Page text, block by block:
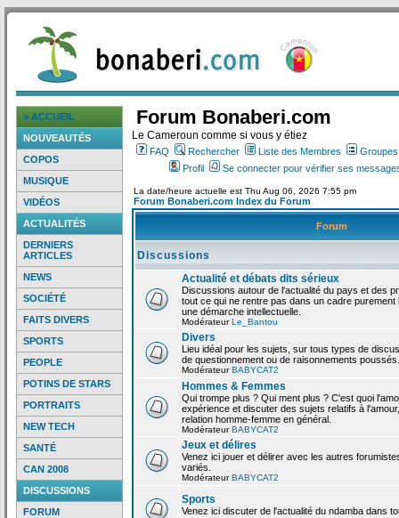
> ACCUEIL
NOUVEAUTÉS
COPOS
MUSIQUE
VIDÉOS
ACTUALITÉS
DERNIERS
ARTICLES
NEWS
SOCIÉTÉ
FAITS DIVERS
SPORTS
PEOPLE
POTINS DE STARS
PORTRAITS
NEW TECH
SANTÉ
CAN 2008
DISCUSSIONS
FORUM
Forum Bonaberi.com
Le Cameroun comme si vous y étiez
FAQ Rechercher Liste des Membres
Profil
Se connecter pour vérifier ses
La date/heure actuelle est Thu Aug 06, 2026 7:55 pm
Forum Bonaberi.com Index du Forum
Forum
Discussions
Actualité et débats dits sérieux
Discussions autour de l'actualité du pays et des
tout ce qui ne rentre pas dans un cadre
une démarche intellectuelle.
ModérateurLe_Bantou
Divers
Lieu idéal pour les sujets, sur tous types de
de questionnement ou de raisonnements
ModérateurBABYCAT2
Hommes & Femmes
Qui trompe plus ? Qui ment plus ? C'est quoi
expérience et discuter des sujets relatifs à
relation homme-femme en général.
ModérateurBABYCAT2
Jeux et délires
Venez ici jouer et délirer avec les autres
variés.
ModérateurBABYCAT2
Sports
Venez ici discuter de l'actualité du ndamba dans